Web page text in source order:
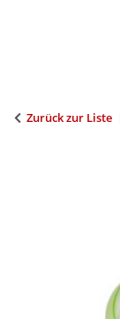
Zurück zur Liste